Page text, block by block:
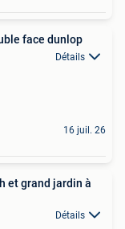
face dunlop
Détails
16 juil. 26
et grand jardin à
Détails